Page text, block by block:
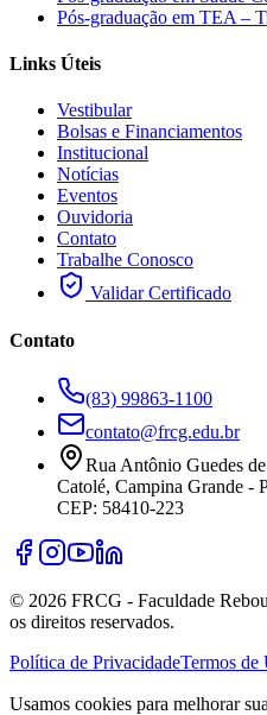
Pós-graduação em TEA –
Links Úteis
Vestibular
Bolsas e Financiamentos
Institucional
Notícias
Eventos
Ouvidoria
Contato
Trabalhe Conosco
Validar Certificado
Contato
(83) 99863-1100
contato@frcg.edu.br
Rua Antônio Guedes
Catolé, Campina Grande -
CEP: 58410-223
© 2026 FRCG - Faculdade
os direitos reservados.
Política de PrivacidadeTermos de
Usamos cookies para melhorar